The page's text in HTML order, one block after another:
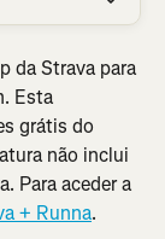
da Strava para
Esta
grátis do
não inclui
Para aceder a
+ Runna.